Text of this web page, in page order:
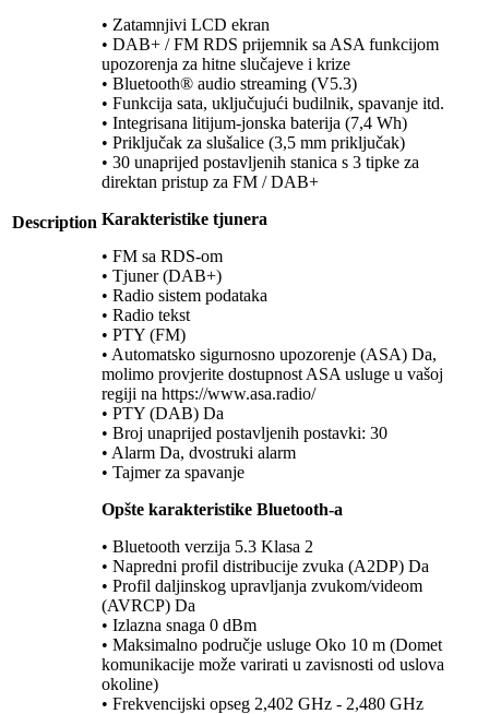
Description
• Zatamnjivi LCD ekran
• DAB+ / FM RDS prijemnik sa ASA funkcijom
upozorenja za hitne slučajeve i krize
• Bluetooth® audio streaming (V5.3)
• Funkcija sata, uključujući budilnik, spavanje itd.
• Integrisana litijum-jonska baterija (7,4 Wh)
• Priključak za slušalice (3,5 mm priključak)
• 30 unaprijed postavljenih stanica s 3 tipke za
direktan pristup za FM / DAB+
Karakteristike tjunera
• FM sa RDS-om
• Tjuner (DAB+)
• Radio sistem podataka
• Radio tekst
• PTY (FM)
• Automatsko sigurnosno upozorenje (ASA) Da,
molimo provjerite dostupnost ASA usluge u vašoj
regiji na https://www.asa.radio/
• PTY (DAB) Da
• Broj unaprijed postavljenih postavki: 30
• Alarm Da, dvostruki alarm
• Tajmer za spavanje
Opšte karakteristike Bluetooth-a
• Bluetooth verzija 5.3 Klasa 2
• Napredni profil distribucije zvuka (A2DP) Da
• Profil daljinskog upravljanja zvukom/videom
(AVRCP) Da
• Izlazna snaga 0 dBm
• Maksimalno područje usluge Oko 10 m (Domet
komunikacije može varirati u zavisnosti od uslova
okoline)
• Frekvencijski opseg 2,402 GHz - 2,480 GHz